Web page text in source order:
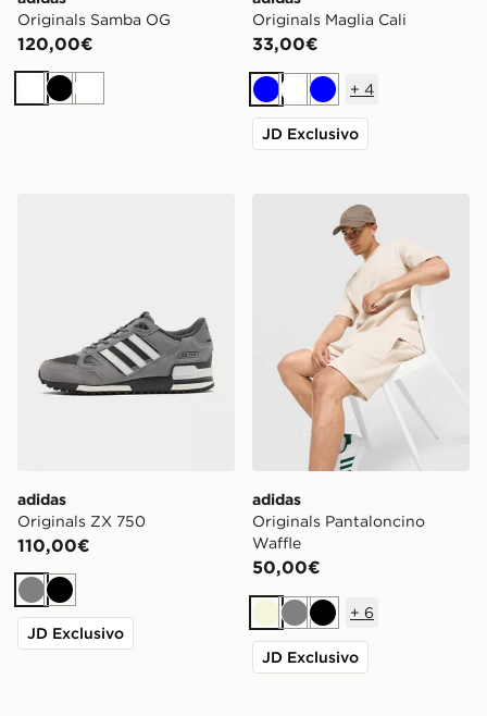
Originals Samba OG
120,00€
Bianco
NeroBianco
Originals Maglia Cali
33,00€
BluBianco
Blu
+ 4
JD Exclusivo
adidas
Originals ZX 750
110,00€
Grigio
Nero
JD Exclusivo
adidas Originals
adidas
Originals Pantaloncino
Waffle
50,00€
BeigeGrigioNero
+ 6
JD Exclusivo